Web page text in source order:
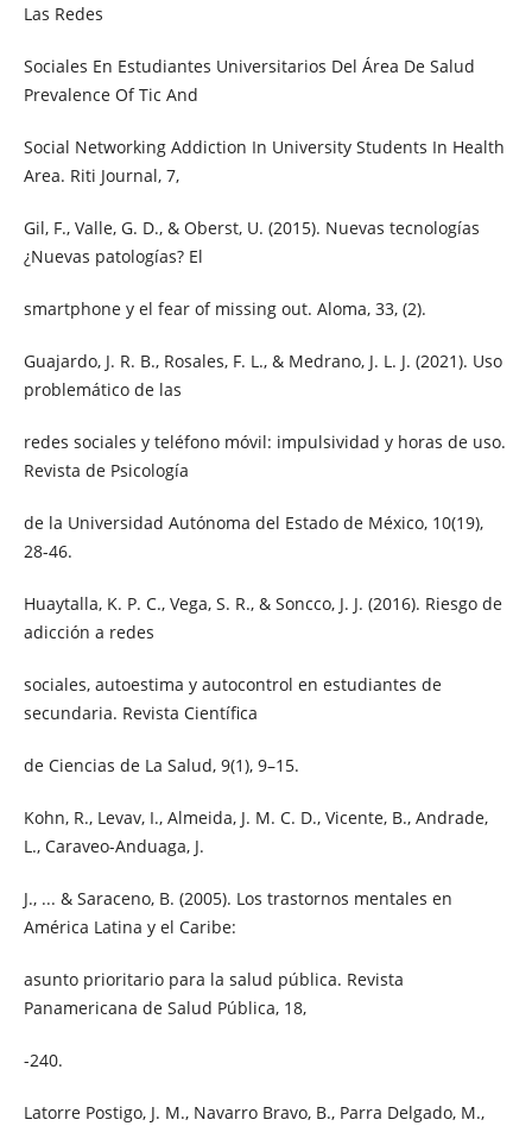
Las Redes
Sociales En Estudiantes Universitarios Del Área De Salud
Prevalence Of Tic And
Social Networking Addiction In University Students In Health
Area. Riti Journal, 7,
Gil, F., Valle, G. D., & Oberst, U. (2015). Nuevas tecnologías
¿Nuevas patologías? El
smartphone y el fear of missing out. Aloma, 33, (2).
Guajardo, J. R. B., Rosales, F. L., & Medrano, J. L. J. (2021). Uso
problemático de las
redes sociales y teléfono móvil: impulsividad y horas de uso.
Revista de Psicología
de la Universidad Autónoma del Estado de México, 10(19),
28-46.
Huaytalla, K. P. C., Vega, S. R., & Soncco, J. J. (2016). Riesgo de
adicción a redes
sociales, autoestima y autocontrol en estudiantes de
secundaria. Revista Científica
de Ciencias de La Salud, 9(1), 9–15.
Kohn, R., Levav, I., Almeida, J. M. C. D., Vicente, B., Andrade,
L., Caraveo-Anduaga, J.
J., ... & Saraceno, B. (2005). Los trastornos mentales en
América Latina y el Caribe:
asunto prioritario para la salud pública. Revista
Panamericana de Salud Pública, 18,
-240.
Latorre Postigo, J. M., Navarro Bravo, B., Parra Delgado, M.,